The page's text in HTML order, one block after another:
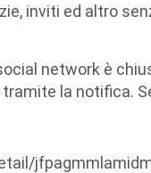
inviti ed altro
network è
la notifica.